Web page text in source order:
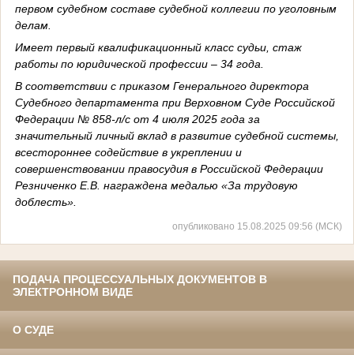
первом судебном составе судебной коллегии по уголовным
делам.
Имеет первый квалификационный класс судьи, стаж
работы по юридической профессии – 34 года.
В соответствии с приказом Генерального директора
Судебного департамента при Верховном Суде Российской
Федерации № 858-л/с от 4 июля 2025 года за
значительный личный вклад в развитие судебной системы,
всестороннее содействие в укреплении и
совершенствовании правосудия в Российской Федерации
Резниченко Е.В. награждена медалью «За трудовую
доблесть».
опубликовано 15.08.2025 09:56 (МСК)
ПОДАЧА ПРОЦЕССУАЛЬНЫХ ДОКУМЕНТОВ В
ЭЛЕКТРОННОМ ВИДЕ
О СУДЕ